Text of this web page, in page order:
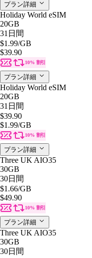
プラン詳細
Holiday World eSIM
20GB
31日間
$1.99/GB
$39.90
10% 割引
プラン詳細
Holiday World eSIM
20GB
31日間
$39.90
$1.99/GB
10% 割引
プラン詳細
Three UK AIO35
30GB
30日間
$1.66/GB
$49.90
10% 割引
プラン詳細
Three UK AIO35
30GB
30日間